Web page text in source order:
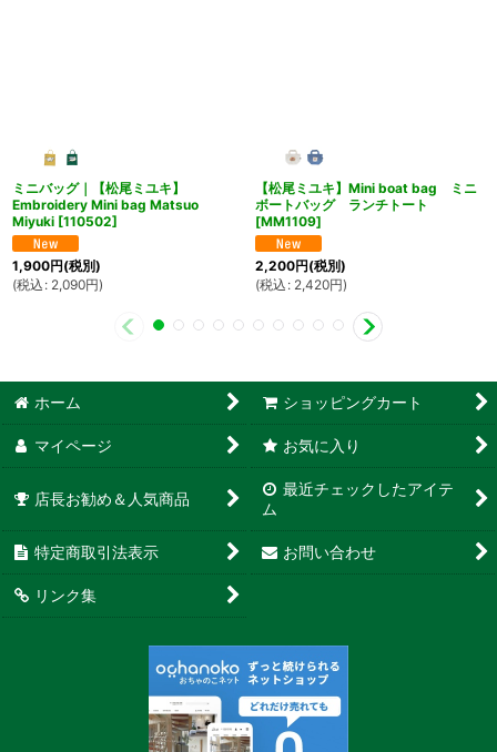
ミニバッグ｜【松尾ミユキ】
Embroidery Mini bag Matsuo
Miyuki [110502]
1,900円(税別)
(税込 : 2,090円)
【松尾ミユキ】Mini boat bag ミニ
ボートバッグ ランチトート
[MM1109]
2,200円(税別)
(税込 : 2,420円)
ホーム ショッピングカート
マイページ お気に入り
店長お勧め＆人気商品
最近チェックしたアイテ
ム
特定商取引法表示 お問い合わせ
リンク集